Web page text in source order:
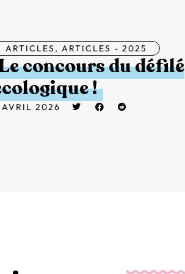
ARTICLES, ARTICLES - 2025
concours du défilé
!
2026